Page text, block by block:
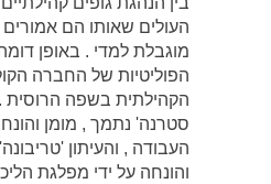
העולים שאותו הם אמורים
מוגבלת למדי . באופן
הפוליטיות של החברה
הקהילתית בשפה הרוסית .
סטרנה' נתמך , מומן
העבודה , והעיתון
והונחה על ידי מפלגת